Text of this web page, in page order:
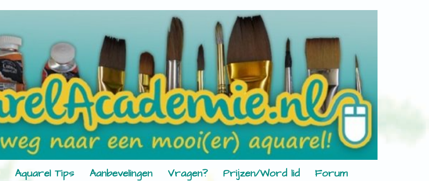
Aquarel Tips Aanbevelingen Vragen? Prijzen/Word lid
Forum